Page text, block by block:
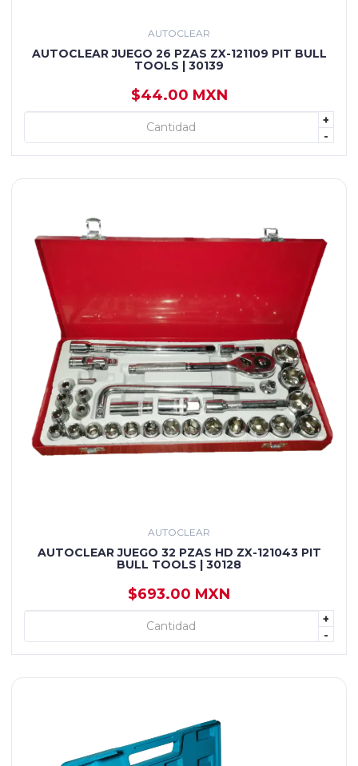
AUTOCLEAR
AUTOCLEAR JUEGO 26 PZAS ZX-121109 PIT BULL
TOOLS | 30139
$44.00 MXN
+
-
+ AGREGAR
AUTOCLEAR
AUTOCLEAR JUEGO 32 PZAS HD ZX-121043 PIT
BULL TOOLS | 30128
$693.00 MXN
+
-
+ AGREGAR